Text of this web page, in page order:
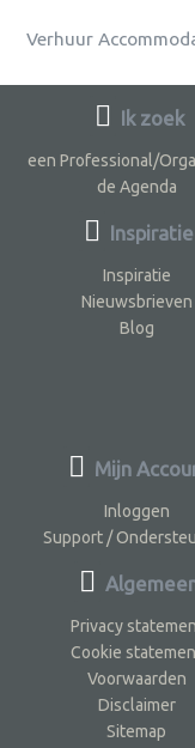
Verhuur
Ik zoek
een Professional/
de Agenda
Inspiratie
Inspiratie
Nieuwsbrieven
Blog
Mijn
Inloggen
Support /
Privacy
Cookie
Voorwaarden
Disclaimer
Sitemap